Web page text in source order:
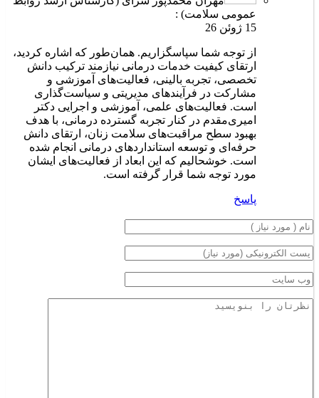
عمومی سلامت) :
15 ژوئن 26
از توجه شما سپاسگزاریم. همان‌طور که اشاره کردید،
ارتقای کیفیت خدمات درمانی نیازمند ترکیب دانش
تخصصی، تجربه بالینی، فعالیت‌های آموزشی و
مشارکت در فرآیندهای مدیریتی و سیاست‌گذاری
است. فعالیت‌های علمی، آموزشی و اجرایی دکتر
امیری‌مقدم در کنار تجربه گسترده درمانی، با هدف
بهبود سطح مراقبت‌های سلامت زنان، ارتقای دانش
حرفه‌ای و توسعه استانداردهای درمانی انجام شده
است. خوشحالیم که این ابعاد از فعالیت‌های ایشان
مورد توجه شما قرار گرفته است.
پاسخ